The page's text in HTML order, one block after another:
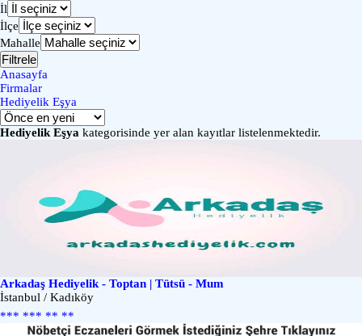
İl
İlçe
Mahalle
Filtrele
Anasayfa
Firmalar
Hediyelik Eşya
Hediyelik Eşya kategorisinde yer alan kayıtlar listelenmektedir.
Arkadaş Hediyelik - Toptan | Tütsü - Mum
İstanbul / Kadıköy
*** *** ** **